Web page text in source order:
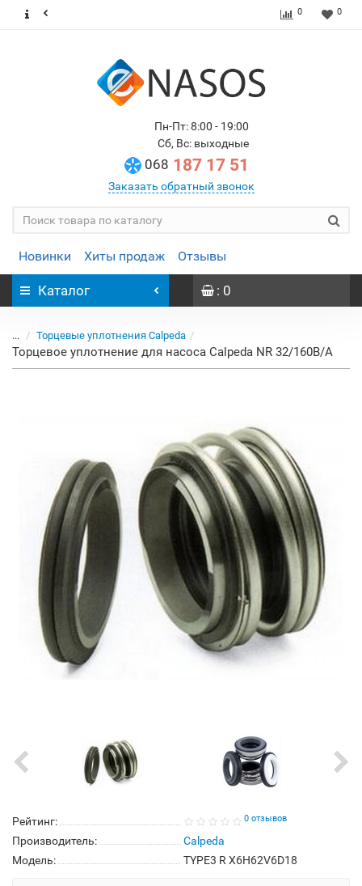
0 0
Пн-Пт: 8:00 - 19:00
Сб, Вс: выходные
068 187 17 51
Заказать обратный звонок
Новинки Хиты продаж Отзывы
Каталог : 0
... Торцевые уплотнения Calpeda
Торцевое уплотнение для насоса Calpeda NR 32/160B/A
Рейтинг: 0 отзывов
Производитель:
Calpeda
Модель:
TYPE3 R X6H62V6D18